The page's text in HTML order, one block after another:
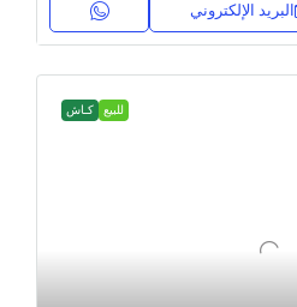
البريد الإلكتروني
للبيع كـاش